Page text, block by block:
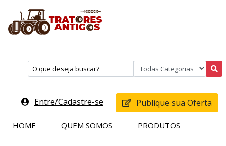
Entre/Cadastre-se Publique sua Oferta
HOME QUEM SOMOS PRODUTOS